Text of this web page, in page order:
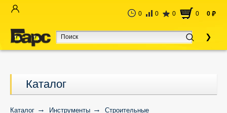
0 0 0 0 0 руб
Каталог
Каталог Инструменты
Строительные